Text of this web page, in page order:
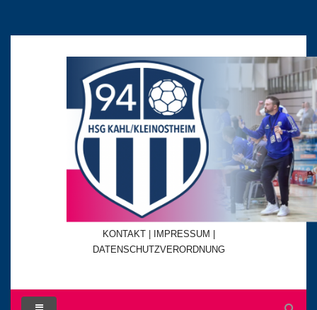
KONTAKT | IMPRESSUM |
DATENSCHUTZVERORDNUNG